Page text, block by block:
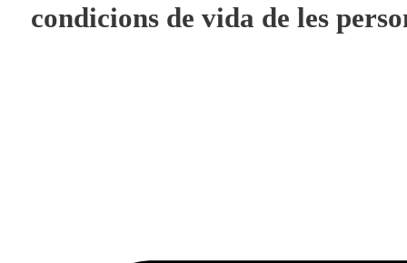
condicions de vida de les